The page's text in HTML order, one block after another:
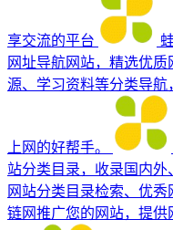
享交流的平台
网址导航网站，精选优
源、学习资料等分类导
上网的好帮手。
站分类目录，收录国内
网站分类目录检索、优
链网推广您的网站，提